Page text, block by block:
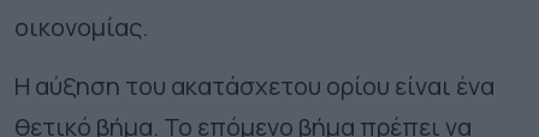
οικονομίας.
Η αύξηση του ακατάσχετου ορίου είναι ένα
θετικό βήμα. Το επόμενο βήμα πρέπει να